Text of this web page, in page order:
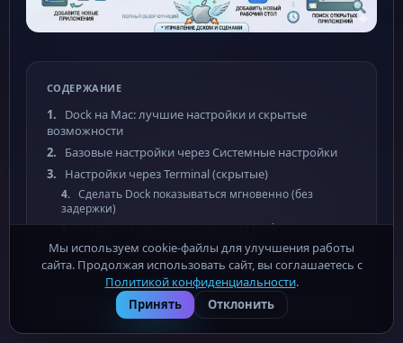
СОДЕРЖАНИЕ
Dock на Mac: лучшие настройки и скрытые
возможности
Базовые настройки через Системные настройки
Настройки через Terminal (скрытые)
Сделать Dock показываться мгновенно (без
задержки)
Ускорить анимацию появления Dock
Сделать Dock 2D (старый стиль без стекла)
Добавить разделитель между иконками
Показывать только активные программы в Dock
Сделать иконки скрытых программ прозрачными
Mac-Soft.ru - бесплатные программы для macOS ·
конфиденциальности
· Роскомнадзор (ОПД): № 32-26-014202
Мы используем cookie-файлы для улучшения работы
сайта. Продолжая использовать сайт, вы соглашаетесь с
Политикой конфиденциальности.
Принять
Отклонить